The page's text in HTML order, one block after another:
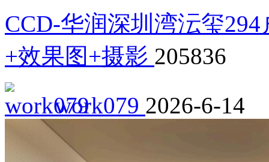
CCD-华润深圳湾沄玺
+效果图+摄影 205836
work079 2026-6-14